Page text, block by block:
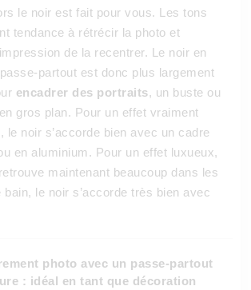
le noir est fait pour vous. Les tons
tendance à rétrécir la photo et
de la recentrer. Le noir en
partout est donc plus largement
encadrer des portraits, un buste ou
gros plan. Pour un effet vraiment
le noir s’accorde bien avec un cadre
en aluminium. Pour un effet luxueux,
maintenant beaucoup dans les
bain, le noir s’accorde très bien avec
photo avec un passe-partout
: idéal en tant que décoration